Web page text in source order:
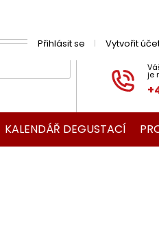
Přihlásit se Vytvořit
KALENDÁŘ DEGUSTACÍ